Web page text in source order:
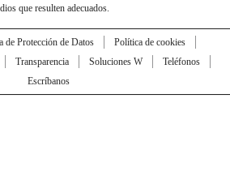
que resulten adecuados.
de Protección de Datos
Política de cookies
Transparencia Soluciones W
Teléfonos
Escríbanos